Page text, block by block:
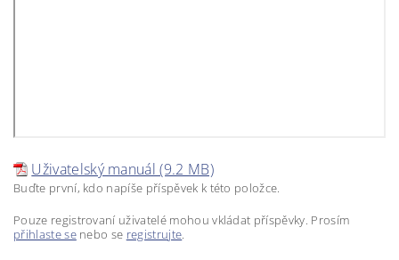
Uživatelský manuál (9.2 MB)
Buďte první, kdo napíše příspěvek k této položce.
Pouze registrovaní uživatelé mohou vkládat příspěvky. Prosím
přihlaste senebo se registrujte.